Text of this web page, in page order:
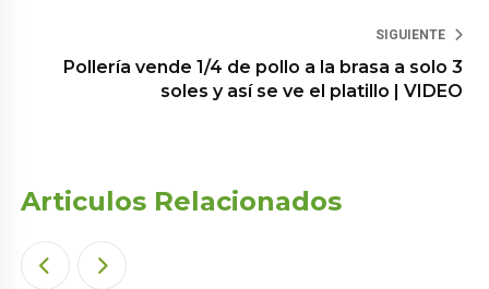
SIGUIENTE
Pollería vende 1/4 de pollo a la brasa a solo 3
soles y así se ve el platillo | VIDEO
Articulos Relacionados